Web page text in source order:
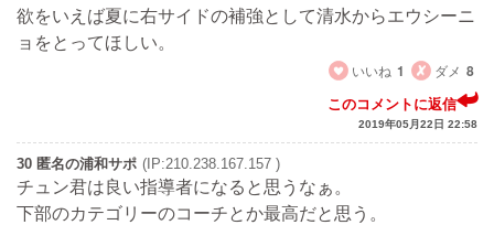
欲をいえば夏に右サイドの補強として清水からエウシーニ
ョをとってほしい。
いいね 1 ダメ 8
このコメントに返信
2019年05月22日 22:58
30 匿名の浦和サポ (IP:210.238.167.157 )
チュン君は良い指導者になると思うなぁ。
下部のカテゴリーのコーチとか最高だと思う。